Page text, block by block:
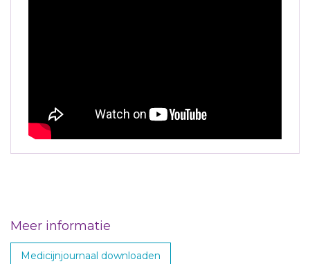
Meer informatie
Medicijnjournaal downloaden